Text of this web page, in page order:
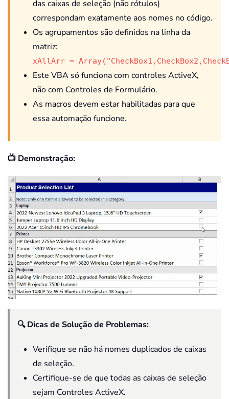
das caixas de seleção (não rótulos)
correspondam exatamente aos nomes no código.
Os agrupamentos são definidos na linha da
matriz:
xAllArr =
Este VBA só funciona com controles ActiveX,
não com Controles de Formulário.
As macros devem estar habilitadas para que
essa automação funcione.
📺 Demonstração:
🔍 Dicas de Solução de Problemas:
Verifique se não há nomes duplicados de caixas
de seleção.
Certifique-se de que todas as caixas de seleção
sejam Controles ActiveX.